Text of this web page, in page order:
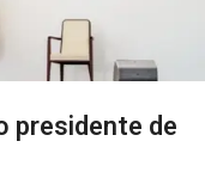
presidente de